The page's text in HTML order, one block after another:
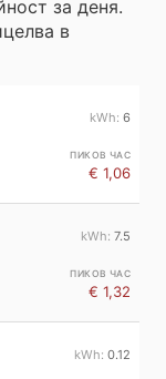
за деня.
в
6
€ 1,06
7.5
€ 1,32
0.12